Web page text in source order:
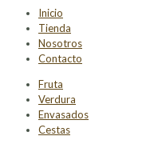
Inicio
Tienda
Nosotros
Contacto
Fruta
Verdura
Envasados
Cestas